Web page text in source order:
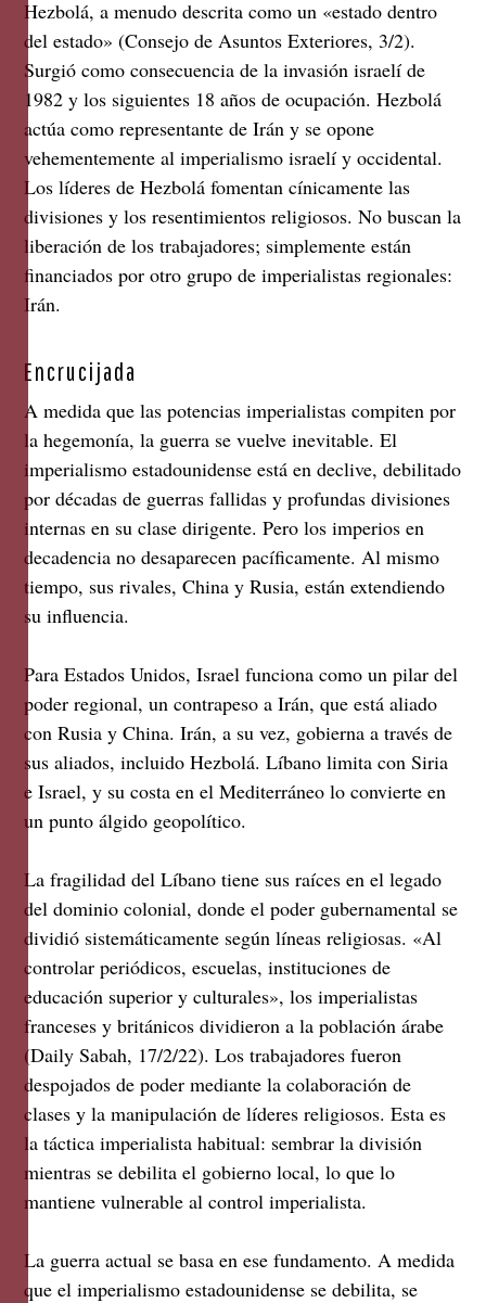
Hezbolá, a menudo descrita como un «estado dentro
del estado» (Consejo de Asuntos Exteriores, 3/2).
Surgió como consecuencia de la invasión israelí de
1982 y los siguientes 18 años de ocupación. Hezbolá
actúa como representante de Irán y se opone
vehementemente al imperialismo israelí y occidental.
Los líderes de Hezbolá fomentan cínicamente las
divisiones y los resentimientos religiosos. No buscan la
liberación de los trabajadores; simplemente están
financiados por otro grupo de imperialistas regionales:
Irán.
Encrucijada
A medida que las potencias imperialistas compiten por
la hegemonía, la guerra se vuelve inevitable. El
imperialismo estadounidense está en declive, debilitado
por décadas de guerras fallidas y profundas divisiones
internas en su clase dirigente. Pero los imperios en
decadencia no desaparecen pacíficamente. Al mismo
tiempo, sus rivales, China y Rusia, están extendiendo
su influencia.
Para Estados Unidos, Israel funciona como un pilar del
poder regional, un contrapeso a Irán, que está aliado
con Rusia y China. Irán, a su vez, gobierna a través de
sus aliados, incluido Hezbolá. Líbano limita con Siria
e Israel, y su costa en el Mediterráneo lo convierte en
un punto álgido geopolítico.
La fragilidad del Líbano tiene sus raíces en el legado
del dominio colonial, donde el poder gubernamental se
dividió sistemáticamente según líneas religiosas. «Al
controlar periódicos, escuelas, instituciones de
educación superior y culturales», los imperialistas
franceses y británicos dividieron a la población árabe
(Daily Sabah, 17/2/22). Los trabajadores fueron
despojados de poder mediante la colaboración de
clases y la manipulación de líderes religiosos. Esta es
la táctica imperialista habitual: sembrar la división
mientras se debilita el gobierno local, lo que lo
mantiene vulnerable al control imperialista.
La guerra actual se basa en ese fundamento. A medida
que el imperialismo estadounidense se debilita, se